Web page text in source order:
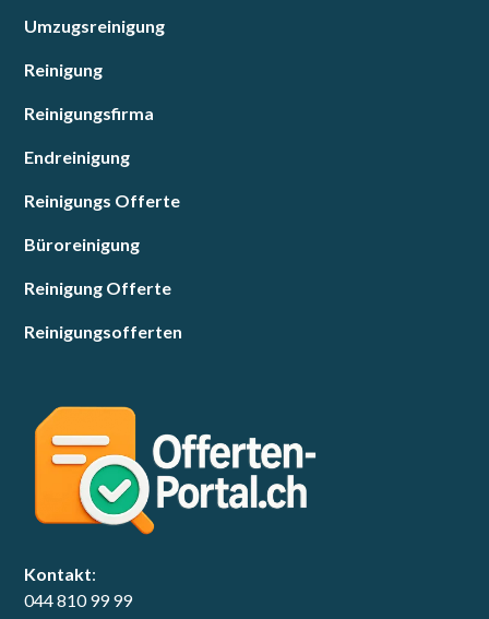
Umzugsreinigung
Reinigung
Reinigungsfirma
Endreinigung
Reinigungs Offerte
Büroreinigung
Reinigung Offerte
Reinigungsofferten
Kontakt:
044 810 99 99